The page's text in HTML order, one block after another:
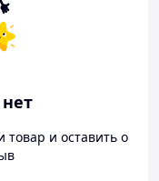
и оставить о